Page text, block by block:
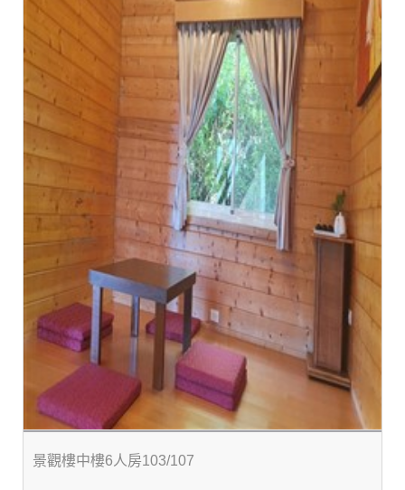
景觀樓中樓6人房103/107